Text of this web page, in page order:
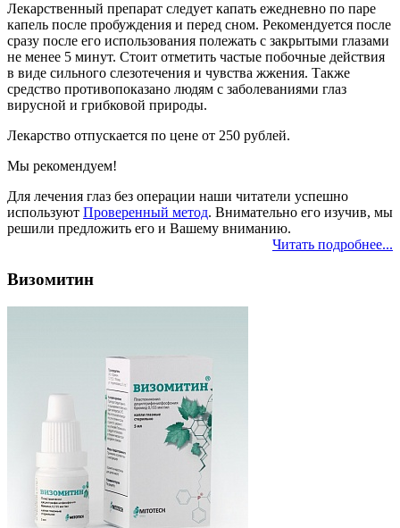
Лекарственный препарат следует капать ежедневно по паре
капель после пробуждения и перед сном. Рекомендуется после
сразу после его использования полежать с закрытыми глазами
не менее 5 минут. Стоит отметить частые побочные действия
в виде сильного слезотечения и чувства жжения. Также
средство противопоказано людям с заболеваниями глаз
вирусной и грибковой природы.
Лекарство отпускается по цене от 250 рублей.
Мы рекомендуем!
Для лечения глаз без операции наши читатели успешно
используют Проверенный метод. Внимательно его изучив, мы
решили предложить его и Вашему вниманию.
Читать подробнее...
Визомитин